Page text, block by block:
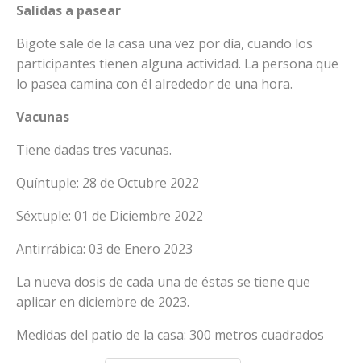
Salidas a pasear
Bigote sale de la casa una vez por día, cuando los
participantes tienen alguna actividad. La persona que
lo pasea camina con él alrededor de una hora.
Vacunas
Tiene dadas tres vacunas.
Quíntuple: 28 de Octubre 2022
Séxtuple: 01 de Diciembre 2022
Antirrábica: 03 de Enero 2023
La nueva dosis de cada una de éstas se tiene que
aplicar en diciembre de 2023.
Medidas del patio de la casa: 300 metros cuadrados